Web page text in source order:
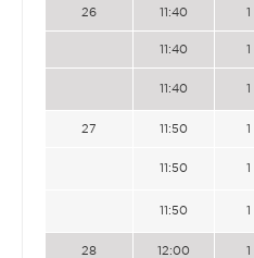
26 11:40 1
11:40 1
11:40 1
27 11:50 1
11:50 1
11:50 1
28 12:00 1